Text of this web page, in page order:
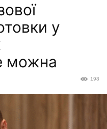
у
можна
198